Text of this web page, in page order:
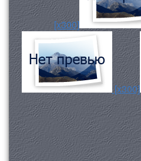
[x300]
[x300]